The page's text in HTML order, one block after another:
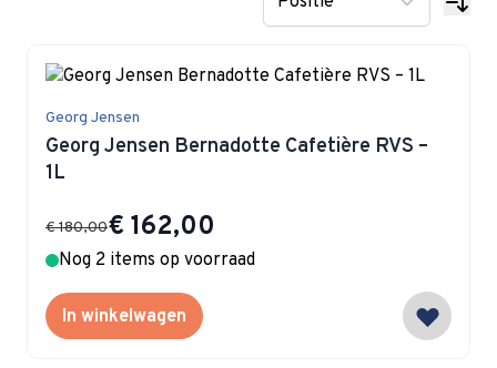
Georg Jensen
Georg Jensen Bernadotte Cafetière RVS –
1L
Special Price
€ 162,00
€ 180,00
Nog 2 items op voorraad
In winkelwagen